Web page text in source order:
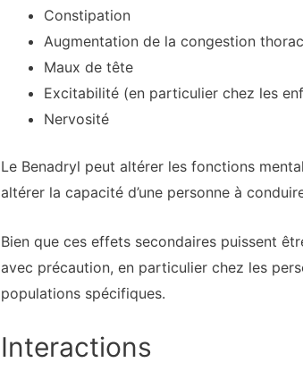
Constipation
Augmentation de la congestion
Maux de tête
Excitabilité (en particulier chez les
Nervosité
Le Benadryl peut altérer les fonctions
altérer la capacité d’une personne à
Bien que ces effets secondaires puissent
avec précaution, en particulier chez les
populations spécifiques.
Interactions